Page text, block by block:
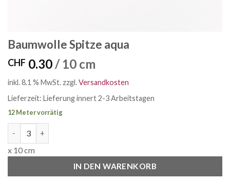
Baumwolle Spitze aqua
CHF 0.30/ 10 cm
inkl. 8.1 % MwSt. zzgl.Versandkosten
Lieferzeit: Lieferung innert 2-3 Arbeitstagen
12 Meter vorrätig
x 10 cm
IN DEN WARENKORB